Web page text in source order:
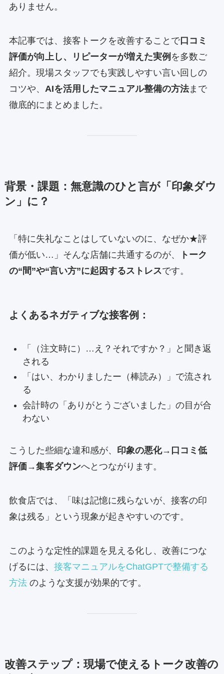
ありません。
本記事では、接客トークを改善することで口コミ
評価が向上し、リピーターが増えた実例 を多数ご
紹介。現場スタッフでも実践しやすい言い回しの
コツや、 AIを活用したマニュアル整備の方法まで
徹底的にまとめました。
背景・課題：無意識のひと言が「印象ダウ
ン」に？
「特に失礼なことはしていないのに、なぜか★評
価が低い…」そんな店舗に共通するのが、
トーク
の“間”や“言い方”に起因するストレスです。
よくあるネガティブな接客例：
「（注文時に）…え？それですか？」と聞き返
される
「はい、わかりましたー（棒読み）」で流され
る
会計時の「ありがとうございました」の目が合
わない
こうした些細な違和感が、 印象の悪化→口コミ低
評価→集客ダウンへとつながります。
飲食店では、「味は記憶に残らないが、接客の印
象は残る」という現象が起きやすいのです。
このような定性的課題を見える化し、改善につな
げるには、 接客マニュアルをChatGPTで整備する
方法のような支援が効果的です。
改善ステップ：現場で使えるトーク改善の